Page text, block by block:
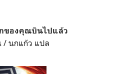
ของคุณบินไปแล้ว
/ นกแก้ว แปล